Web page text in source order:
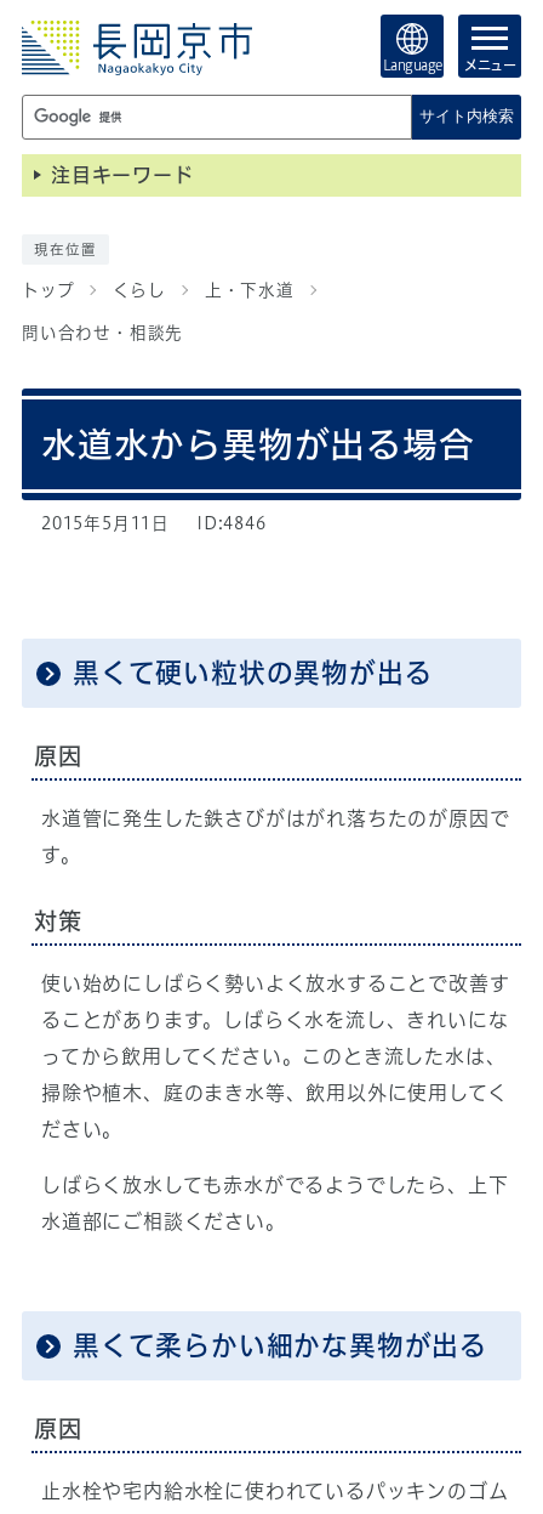
Language メニュー
サイト内検索
注目キーワード
現在位置
トップ くらし 上・下水道
問い合わせ・相談先
水道水から異物が出る場合
2015年5月11日 ID:4846
黒くて硬い粒状の異物が出る
原因
水道管に発生した鉄さびがはがれ落ちたのが原因で
す。
対策
使い始めにしばらく勢いよく放水することで改善す
ることがあります。しばらく水を流し、きれいにな
ってから飲用してください。このとき流した水は、
掃除や植木、庭のまき水等、飲用以外に使用してく
ださい。
しばらく放水しても赤水がでるようでしたら、上下
水道部にご相談ください。
黒くて柔らかい細かな異物が出る
原因
止水栓や宅内給水栓に使われているパッキンのゴム